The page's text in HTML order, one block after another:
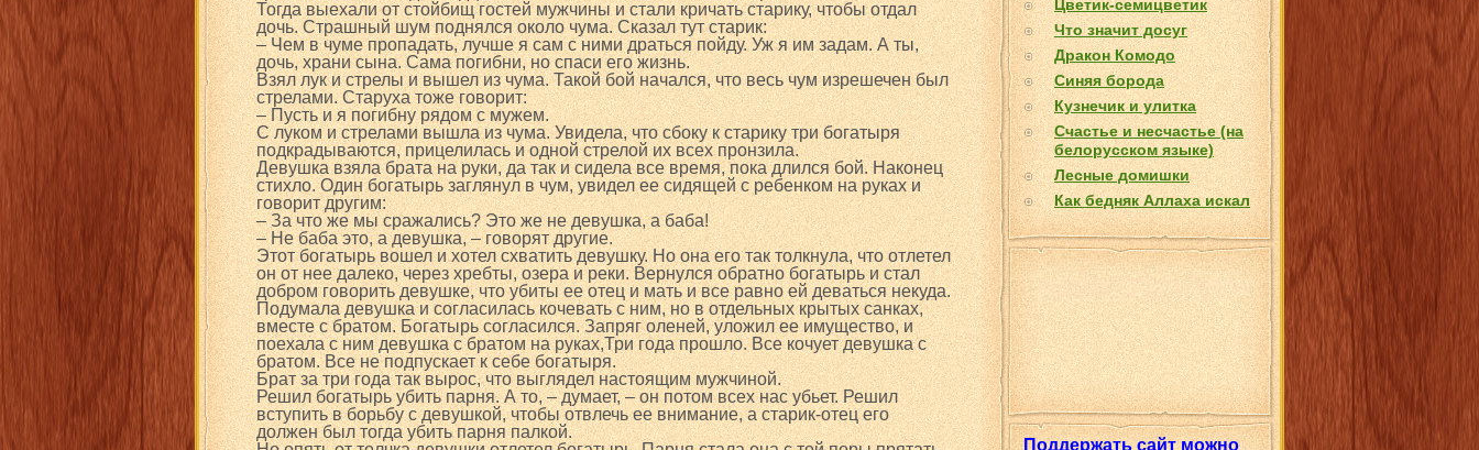
Цветик-семицветик
Что значит досуг
Дракон Комодо
Синяя борода
Кузнечик и улитка
Счастье и несчастье (на
белорусском языке)
Лесные домишки
Как бедняк Аллаха искал
Поддержать сайт можно
Тогда выехали от стойбищ гостей мужчины и стали кричать старику, чтобы отдал
дочь. Страшный шум поднялся около чума. Сказал тут старик:
– Чем в чуме пропадать, лучше я сам с ними драться пойду. Уж я им задам. А ты,
дочь, храни сына. Сама погибни, но спаси его жизнь.
Взял лук и стрелы и вышел из чума. Такой бой начался, что весь чум изрешечен был
стрелами. Старуха тоже говорит:
– Пусть и я погибну рядом с мужем.
С луком и стрелами вышла из чума. Увидела, что сбоку к старику три богатыря
подкрадываются, прицелилась и одной стрелой их всех пронзила.
Девушка взяла брата на руки, да так и сидела все время, пока длился бой. Наконец
стихло. Один богатырь заглянул в чум, увидел ее сидящей с ребенком на руках и
говорит другим:
– За что же мы сражались? Это же не девушка, а баба!
– Не баба это, а девушка, – говорят другие.
Этот богатырь вошел и хотел схватить девушку. Но она его так толкнула, что отлетел
он от нее далеко, через хребты, озера и реки. Вернулся обратно богатырь и стал
добром говорить девушке, что убиты ее отец и мать и все равно ей деваться некуда.
Подумала девушка и согласилась кочевать с ним, но в отдельных крытых санках,
вместе с братом. Богатырь согласился. Запряг оленей, уложил ее имущество, и
поехала с ним девушка с братом на руках,Три года прошло. Все кочует девушка с
братом. Все не подпускает к себе богатыря.
Брат за три года так вырос, что выглядел настоящим мужчиной.
Решил богатырь убить парня. А то, – думает, – он потом всех нас убьет. Решил
вступить в борьбу с девушкой, чтобы отвлечь ее внимание, а старик-отец его
должен был тогда убить парня палкой.